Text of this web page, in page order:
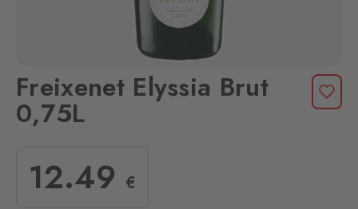
Freixenet Elyssia Brut
0,75L
12.49 €